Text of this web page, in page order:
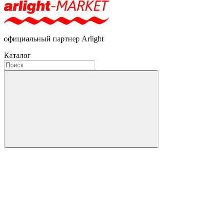
официальный партнер Arlight
Каталог